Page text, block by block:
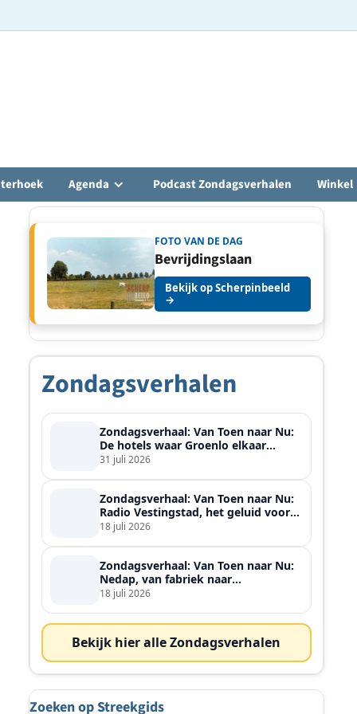
Agenda Podcast Zondagsverhalen Winkel
FOTO VAN DE DAG
Bevrijdingslaan
Bekijk op Scherpinbeeld
→
Zondagsverhalen
Zondagsverhaal: Van Toen naar Nu:
De hotels waar Groenlo elkaar
ontmoette
31 juli 2026
Zondagsverhaal: Van Toen naar Nu:
Radio Vestingstad, het geluid voor
heel de streek
18 juli 2026
Zondagsverhaal: Van Toen naar Nu:
Nedap, van fabriek naar
wereldspeler
18 juli 2026
Bekijk hier alle Zondagsverhalen
Zoeken op Streekgids